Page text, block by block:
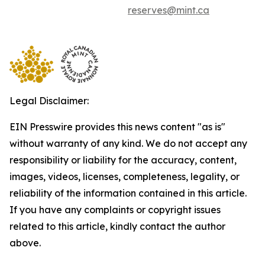
reserves@mint.ca
Legal Disclaimer:
EIN Presswire provides this news content "as is"
without warranty of any kind. We do not accept any
responsibility or liability for the accuracy, content,
images, videos, licenses, completeness, legality, or
reliability of the information contained in this article.
If you have any complaints or copyright issues
related to this article, kindly contact the author
above.